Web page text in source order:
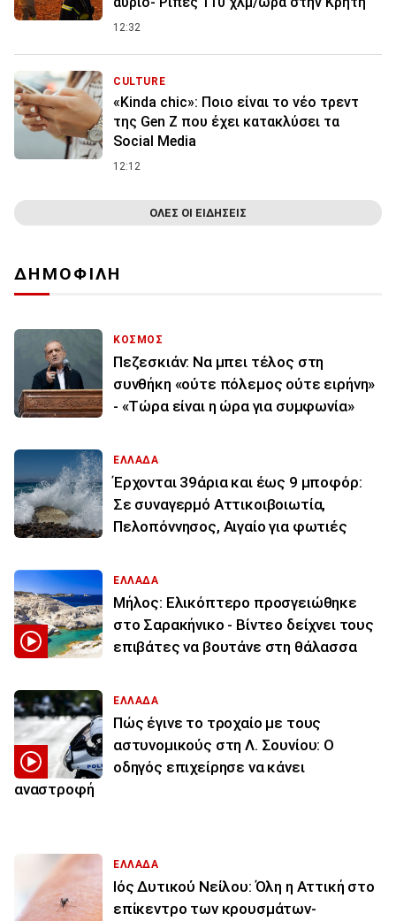
12:32
CULTURE
«Kinda chic»: Ποιο είναι το νέο τρεντ
της Gen Z που έχει κατακλύσει τα
Social Media
12:12
ΟΛΕΣ ΟΙ ΕΙΔΗΣΕΙΣ
ΔΗΜΟΦΙΛΗ
ΚΟΣΜΟΣ
Πεζεσκιάν: Να μπει τέλος στη
συνθήκη «ούτε πόλεμος ούτε ειρήνη»
- «Τώρα είναι η ώρα για συμφωνία»
ΕΛΛΑΔΑ
Έρχονται 39άρια και έως 9 μποφόρ:
Σε συναγερμό Αττικοιβοιωτία,
Πελοπόννησος, Αιγαίο για φωτιές
ΕΛΛΑΔΑ
Μήλος: Ελικόπτερο προσγειώθηκε
στο Σαρακήνικο - Βίντεο δείχνει τους
επιβάτες να βουτάνε στη θάλασσα
ΕΛΛΑΔΑ
Πώς έγινε το τροχαίο με τους
αστυνομικούς στη Λ. Σουνίου: Ο
οδηγός επιχείρησε να κάνει
αναστροφή
ΕΛΛΑΔΑ
Ιός Δυτικού Νείλου: Όλη η Αττική στο
επίκεντρο των κρουσμάτων-